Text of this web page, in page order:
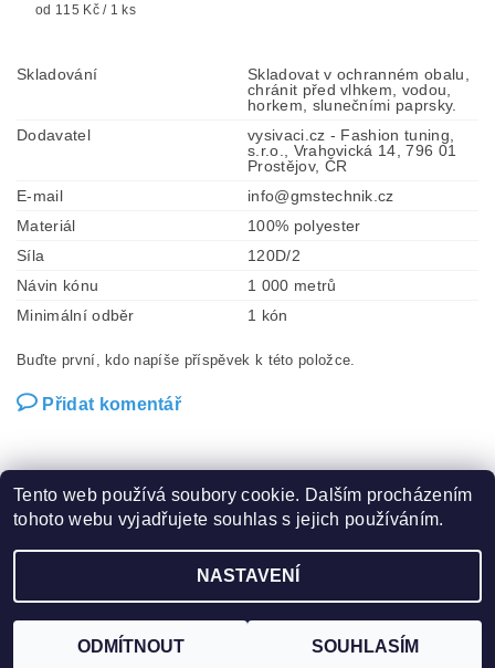
od 115 Kč / 1 ks
Skladování
Skladovat v ochranném obalu,
chránit před vlhkem, vodou,
horkem, slunečními paprsky.
Dodavatel
vysivaci.cz - Fashion tuning,
s.r.o., Vrahovická 14, 796 01
Prostějov, ČR
E-mail
info@gmstechnik.cz
Materiál
100% polyester
Síla
120D/2
Návin kónu
1 000 metrů
Minimální odběr
1 kón
Buďte první, kdo napíše příspěvek k této položce.
Přidat komentář
Zboží.cz | Heureka.cz | Hot-fix.cz | Crystalstyle.cz
2026 ©Vysivaci.cz, všechna práva vyhrazena
Tento web používá soubory cookie. Dalším procházením
tohoto webu vyjadřujete souhlas s jejich používáním.
NASTAVENÍ
ODMÍTNOUT SOUHLASÍM